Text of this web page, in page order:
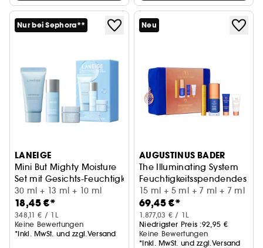
Nur bei Sephora**
LANEIGE
Mini But Mighty Moisture
Set mit Gesichts-Feuchtigkeitspflege in Minigröße
30 ml + 13 ml + 10 ml
18,45 €*
348,11 € / 1L
Keine Bewertungen
*Inkl. MwSt. und zzgl.Versand
Neu
AUGUSTINUS BADER
The Illuminating System
Feuchtigkeitsspendendes
15 ml + 5 ml + 7 ml + 7 ml
69,45 €*
1.877,03 € / 1L
Niedrigster Preis :92,95 €
Keine Bewertungen
*Inkl. MwSt. und zzgl.Versand